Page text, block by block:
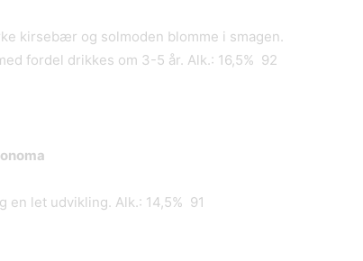
kirsebær og solmoden blomme i smagen.
fordel drikkes om 3-5 år. Alk.: 16,5% 92
let udvikling. Alk.: 14,5% 91